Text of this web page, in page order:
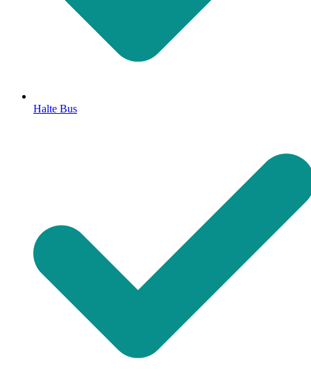
Halte Bus